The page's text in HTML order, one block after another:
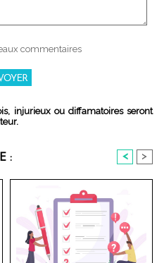
commentaires
injurieux ou diffamatoires seront
: < >